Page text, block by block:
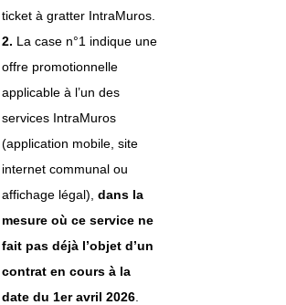
ticket à gratter IntraMuros.
2. La case n°1 indique une
offre promotionnelle
applicable à l’un des
services IntraMuros
(application mobile, site
internet communal ou
affichage légal), dans la
mesure où ce service ne
fait pas déjà l’objet d’un
contrat en cours à la
date du 1er avril 2026.